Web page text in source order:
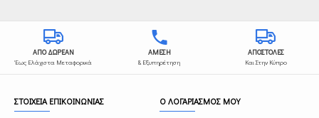
ΑΠΟ ΔΩΡΕΑΝ
Έως Ελάχιστα Μεταφορικά
ΑΜΕΣΗ
& Εξυπηρέτηση
ΑΠΟΣΤΟΛΕΣ
Και Στην Κύπρο
ΣΤΟΙΧΕΙΑ ΕΠΙΚΟΙΝΩΝΙΑΣ Ο ΛΟΓΑΡΙΑΣΜΟΣ ΜΟΥ